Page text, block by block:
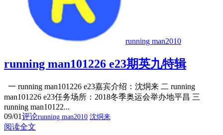
running man2010
running man101226 e23期英九特辑
一 running man101226 e23嘉宾介绍：沈烔来 二 running
man101226 e23任务场所：2018冬季奥运会举办地平昌 三
running man10122...
09/01评论running man2010 沈烔来
阅读全文